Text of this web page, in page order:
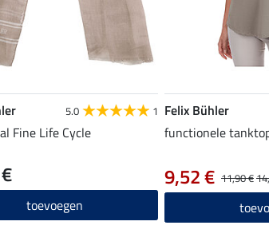
5.0 1
Fine Life Cycle
toevoegen
Felix Bühler
functionele
11,90 €
9,52 €